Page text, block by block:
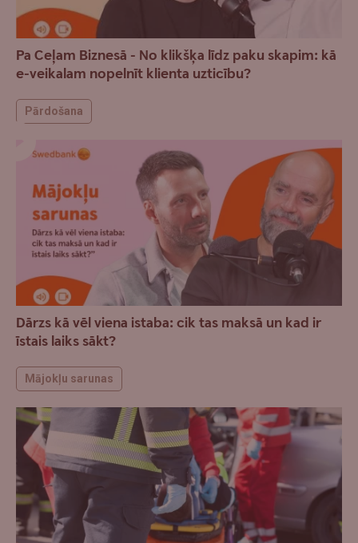
Pa Ceļam Biznesā - No klikšķa līdz paku skapim: kā
e-veikalam nopelnīt klienta uzticību?
Pārdošana
Dārzs kā vēl viena istaba: cik tas maksā un kad ir
īstais laiks sākt?
Mājokļu sarunas